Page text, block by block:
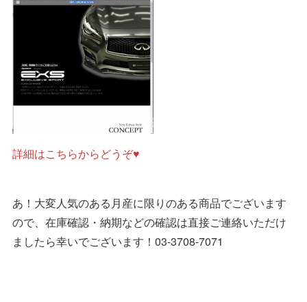
詳細はこちらからどうぞ♥
あ！大変人気のある月産に限りのある商品でございます
ので、在庫確認・納期などの確認は直接ご連絡いただけ
ましたら幸いでございます！03-3708-7071